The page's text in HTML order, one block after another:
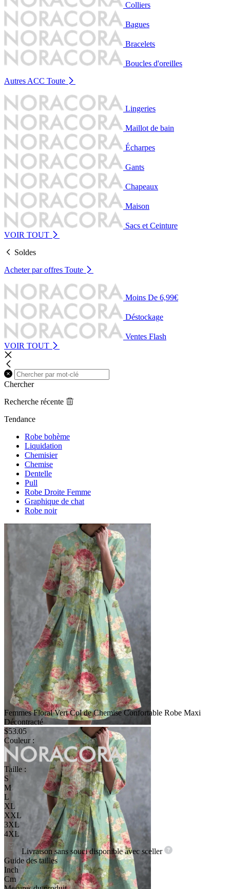
Colliers
Bagues
Bracelets
Boucles d'oreilles
Autres ACC Toute
Lingeries
Maillot de bain
Écharpes
Gants
Chapeaux
Maison
Sacs et Ceinture
VOIR TOUT
Soldes
Acheter par offres Toute
Moins De 6,99€
Déstockage
Ventes Flash
VOIR TOUT
Chercher
Recherche récente
Tendance
Robe bohème
Liquidation
Chemisier
Chemise
Dentelle
Pull
Robe Droite Femme
Graphique de chat
Robe noir
Femmes Floral Vert Col de Chemise Confortable Robe Maxi
Décontracté
$53.05
Couleur :
Taille :
S
M
L
XL
XXL
3XL
4XL
Livraison sans souci disponible avec sceller
Guide des tailles
Inch
Cm